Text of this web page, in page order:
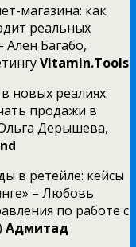
магазина: как
реальных
Ален Багабо,
Vitamin.Tools
новых реалиях:
продажи в
Дерышева,
в ретейле: кейсы
– Любовь
по работе с
Адмитад